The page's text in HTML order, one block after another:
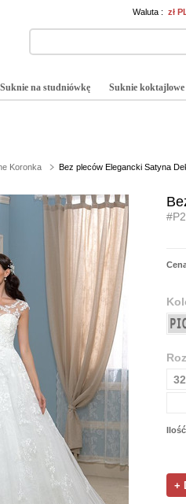
Waluta : zł
Suknie na studniówkę Suknie koktajlowe
Koronka Bez pleców Elegancki Satyna
32